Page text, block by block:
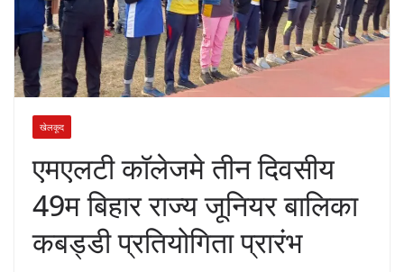
खेलकूद
एमएलटी कॉलेजमे तीन दिवसीय
49म बिहार राज्य जूनियर बालिका
कबड्डी प्रतियोगिता प्रारंभ